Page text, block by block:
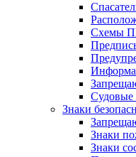
Схемы
Знаки
Знаки
Знаки